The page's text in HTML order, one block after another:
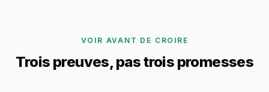
VOIR AVANT DE CROIRE
Trois preuves, pas trois promesses